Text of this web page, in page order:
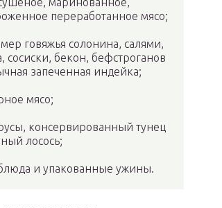
переработанное мясо;
говяжья солонина, салями,
сосиски, бекон, бефстроганов
запеченная индейка;
мясо;
консервированный тунец
лосось;
и упакованные ужины.